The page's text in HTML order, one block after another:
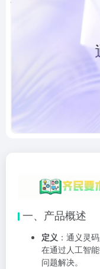
一、产品概述
定义 ：通义灵
在通过人工智
问题解决。